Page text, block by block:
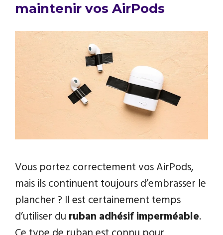
maintenir vos AirPods
Vous portez correctement vos AirPods,
mais ils continuent toujours d’embrasser le
plancher ? Il est certainement temps
d’utiliser du ruban adhésif imperméable.